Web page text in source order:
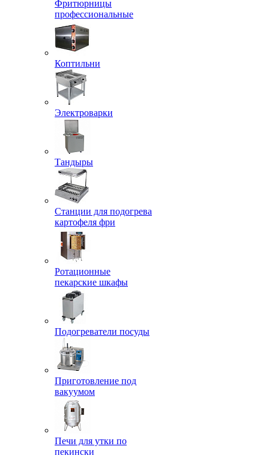
Фритюрницы
профессиональные
Коптильни
Электроварки
Тандыры
Станции для подогрева
картофеля фри
Ротационные
пекарские шкафы
Подогреватели посуды
Приготовление под
вакуумом
Печи для утки по
пекински